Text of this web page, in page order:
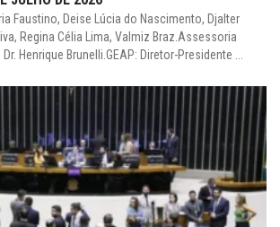
Faustino, Deise Lúcia do Nascimento, Djalter
Regina Célia Lima, Valmiz Braz.Assessoria
Henrique Brunelli.GEAP: Diretor-Presidente ...